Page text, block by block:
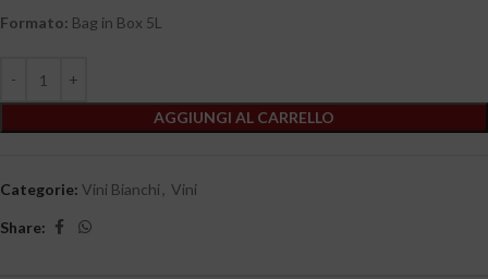
Formato: Bag in Box 5L
AGGIUNGI AL CARRELLO
Categorie: Vini Bianchi , Vini
Share: